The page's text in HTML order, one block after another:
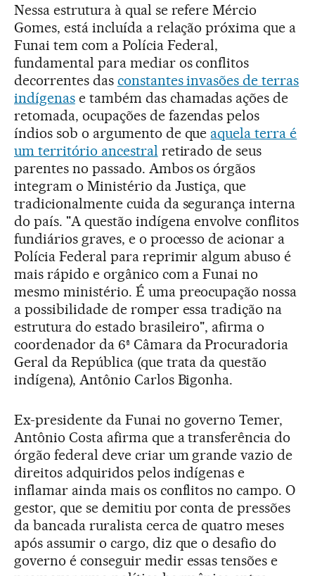
Nessa estrutura à qual se refere Mércio
Gomes, está incluída a relação próxima que a
Funai tem com a Polícia Federal,
fundamental para mediar os conflitos
decorrentes das constantes invasões de terras
indígenase também das chamadas ações de
retomada, ocupações de fazendas pelos
índios sob o argumento de que aquela terra é
um território ancestral retirado de seus
parentes no passado. Ambos os órgãos
integram o Ministério da Justiça, que
tradicionalmente cuida da segurança interna
do país. "A questão indígena envolve conflitos
fundiários graves, e o processo de acionar a
Polícia Federal para reprimir algum abuso é
mais rápido e orgânico com a Funai no
mesmo ministério. É uma preocupação nossa
a possibilidade de romper essa tradição na
estrutura do estado brasileiro", afirma o
coordenador da 6ª Câmara da Procuradoria
Geral da República (que trata da questão
indígena), Antônio Carlos Bigonha.
Ex-presidente da Funai no governo Temer,
Antônio Costa afirma que a transferência do
órgão federal deve criar um grande vazio de
direitos adquiridos pelos indígenas e
inflamar ainda mais os conflitos no campo. O
gestor, que se demitiu por conta de pressões
da bancada ruralista cerca de quatro meses
após assumir o cargo, diz que o desafio do
governo é conseguir medir essas tensões e